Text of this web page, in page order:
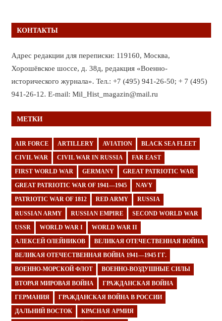
КОНТАКТЫ
Адрес редакции для переписки: 119160, Москва,
Хорошёвское шоссе, д. 38д, редакция «Военно-
исторического журнала». Тел.: +7 (495) 941-26-50; + 7 (495)
941-26-12. E-mail: Mil_Hist_magazin@mail.ru
МЕТКИ
AIR FORCE ARTILLERY AVIATION BLACK SEA FLEET
CIVIL WAR CIVIL WAR IN RUSSIA FAR EAST
FIRST WORLD WAR GERMANY GREAT PATRIOTIC WAR
GREAT PATRIOTIC WAR OF 1941—1945 NAVY
PATRIOTIC WAR OF 1812 RED ARMY RUSSIA
RUSSIAN ARMY RUSSIAN EMPIRE SECOND WORLD WAR
USSR WORLD WAR I WORLD WAR II
АЛЕКСЕЙ ОЛЕЙНИКОВ ВЕЛИКАЯ ОТЕЧЕСТВЕННАЯ ВОЙНА
ВЕЛИКАЯ ОТЕЧЕСТВЕННАЯ ВОЙНА 1941—1945 ГГ.
ВОЕННО-МОРСКОЙ ФЛОТ ВОЕННО-ВОЗДУШНЫЕ СИЛЫ
ВТОРАЯ МИРОВАЯ ВОЙНА ГРАЖДАНСКАЯ ВОЙНА
ГЕРМАНИЯ ГРАЖДАНСКАЯ ВОЙНА В РОССИИ
ДАЛЬНИЙ ВОСТОК КРАСНАЯ АРМИЯ